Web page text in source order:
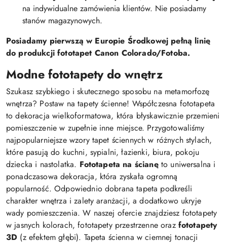
na indywidualne zamówienia klientów. Nie posiadamy
stanów magazynowych.
Posiadamy pierwszą w Europie Środkowej pełną linię
do produkcji fototapet Canon Colorado/Fotoba.
Modne fototapety do wnętrz
Szukasz szybkiego i skutecznego sposobu na metamorfozę
wnętrza? Postaw na tapety ścienne! Współczesna fototapeta
to dekoracja wielkoformatowa, która błyskawicznie przemieni
pomieszczenie w zupełnie inne miejsce. Przygotowaliśmy
najpopularniejsze wzory tapet ściennych w różnych stylach,
które pasują do kuchni, sypialni, łazienki, biura, pokoju
dziecka i nastolatka. Fototapeta na ścianęto uniwersalna i
ponadczasowa dekoracja, która zyskała ogromną
popularność. Odpowiednio dobrana tapeta podkreśli
charakter wnętrza i zalety aranżacji, a dodatkowo ukryje
wady pomieszczenia. W naszej ofercie znajdziesz fototapety
w jasnych kolorach, fototapety przestrzenne oraz fototapety
3D (z efektem głębi). Tapeta ścienna w ciemnej tonacji